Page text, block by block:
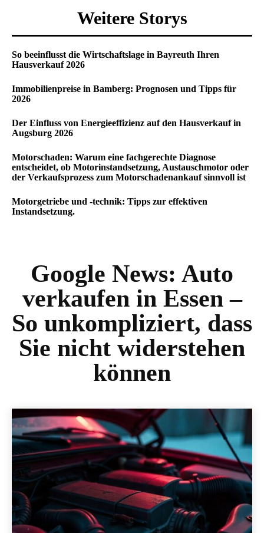
Weitere Storys
So beeinflusst die Wirtschaftslage in Bayreuth Ihren
Hausverkauf 2026
Immobilienpreise in Bamberg: Prognosen und Tipps für
2026
Der Einfluss von Energieeffizienz auf den Hausverkauf in
Augsburg 2026
Motorschaden: Warum eine fachgerechte Diagnose
entscheidet, ob Motorinstandsetzung, Austauschmotor oder
der Verkaufsprozess zum Motorschadenankauf sinnvoll ist
Motorgetriebe und -technik: Tipps zur effektiven
Instandsetzung.
Google News: Auto
verkaufen in Essen –
So unkompliziert, dass
Sie nicht widerstehen
können